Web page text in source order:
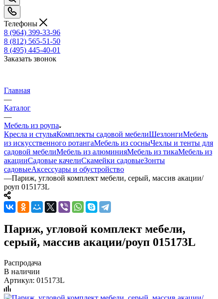
Телефоны
8 (964) 399-33-96
8 (812) 565-51-50
8 (495) 445-40-01
Заказать звонок
Главная
—
Каталог
—
Мебель из роупа
Кресла и стульяКомплекты садовой мебелиШезлонгиМебель
из искусственного ротангаМебель из сосныЧехлы и тенты для
садовой мебелиМебель из алюминияМебель из тикаМебель из
акацииСадовые качелиСкамейки садовыеЗонты
садовыеАксессуары и обустройство
—Париж, угловой комплект мебели, серый, массив акации/
роуп 015173L
Париж, угловой комплект мебели,
серый, массив акации/роуп 015173L
Распродача
В наличии
Артикул: 015173L